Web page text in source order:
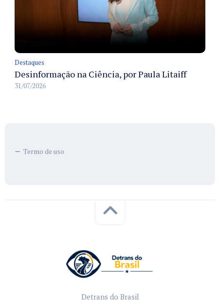
Destaques
Desinformação na Ciência, por Paula Litaiff
31/07/2026
Termo de uso
Detrans do Brasil